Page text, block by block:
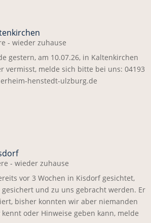
- wieder zuhause
gestern, am 10.07.26, in Kaltenkirchen
vermisst, melde sich bitte bei uns: 04193
henstedt-ulzburg.de
- wieder zuhause
vor 3 Wochen in Kisdorf gesichtet,
und zu uns gebracht werden. Er
bisher konnten wir aber niemanden
oder Hinweise geben kann, melde